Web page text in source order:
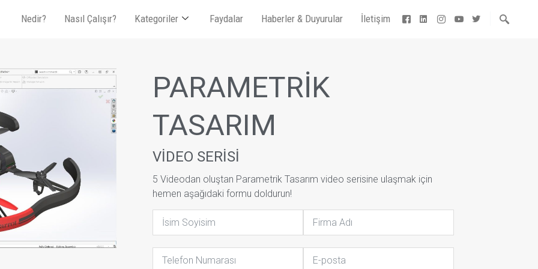
Nedir? Nasıl Çalışır? Kategoriler Faydalar Haberler & Duyurular İletişim
PARAMETRİK
TASARIM
VİDEO SERİSİ
5 Videodan oluştan Parametrik Tasarım video serisine ulaşmak için
hemen aşağıdaki formu doldurun!